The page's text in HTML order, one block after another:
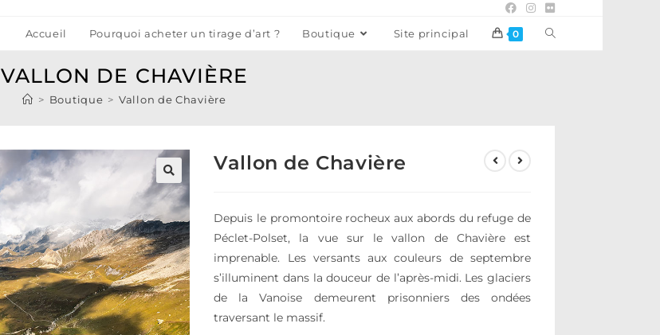
Accueil Pourquoi acheter un tirage d’art ? Boutique Site principal 0
VALLON DE CHAVIÈRE
> Boutique > Vallon de Chavière
🔍
Vallon de Chavière
Depuis le promontoire rocheux aux abords du refuge de
Péclet-Polset, la vue sur le vallon de Chavière est
imprenable. Les versants aux couleurs de septembre
s’illuminent dans la douceur de l’après-midi. Les glaciers
de la Vanoise demeurent prisonniers des ondées
traversant le massif.